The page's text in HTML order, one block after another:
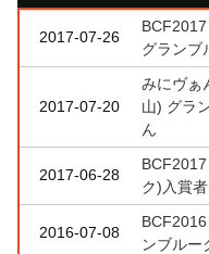
2017-07-26
グランブ
2017-07-20
みにヴぁ
山) グラ
ん
2017-06-28
ク)入賞
2016-07-08
ンブルー